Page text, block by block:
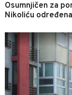
Osumnjičen za
Nikoliću